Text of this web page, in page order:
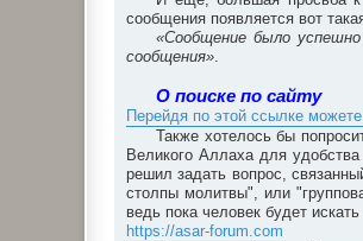
сообщения появляется вот
«Сообщение было
сообщения»
О поиске по сайту
Перейдя по этой ссылке
Также хотелось бы
Великого Аллаха для
решил задать вопрос,
столпы молитвы", или
ведь пока человек будет
https://asar-forum.com